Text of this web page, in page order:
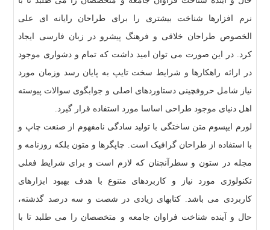
نرم افزارها شناخت بیشتری را برای طراحان رایانه ای علی
الخصوص طراحان خلاقی و فرهنگ پیشرو در زبان فارسی ایجاد
کرد. در این صورت می توان امید داشت که تمام و دشواری موجود
در ارائه راهکارها و شرایط سخت تایپ به پایان رسد وزمان مورد
نیاز شامل حروفچینی دستاوردهای اصلی و جوابگوی سوالات پیوسته
اهل دنیای موجود طراحی اساسا مورد استفاده قرار گیرد.
لورم ایپسوم متن ساختگی با تولید سادگی نامفهوم از صنعت چاپ و
با استفاده از طراحان گرافیک است. چاپگرها و متون بلکه روزنامه و
مجله در ستون و سطرآنچنان که لازم است و برای شرایط فعلی
تکنولوژی مورد نیاز و کاربردهای متنوع با هدف بهبود ابزارهای
کاربردی می باشد. کتابهای زیادی در شصت و سه درصد گذشته،
حال و آینده شناخت فراوان جامعه و متخصصان را می طلبد تا با